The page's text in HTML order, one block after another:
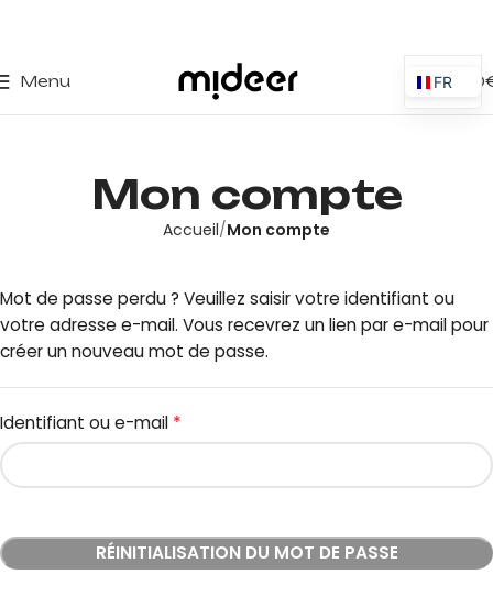
Menu 0,00
Mon compte
Accueil Mon compte
Mot de passe perdu ? Veuillez saisir votre identifiant ou
votre adresse e-mail. Vous recevrez un lien par e-mail pour
créer un nouveau mot de passe.
Identifiant ou e-mail *
RÉINITIALISATION DU MOT DE PASSE
FR
ES
DE